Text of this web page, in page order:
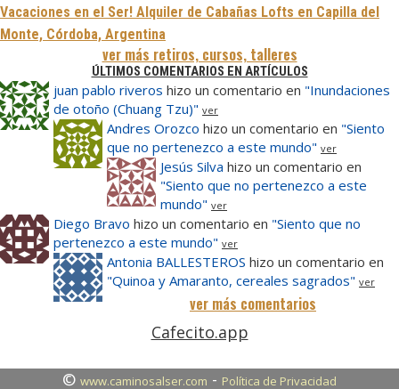
Vacaciones en el Ser! Alquiler de Cabañas Lofts en Capilla del
Monte, Córdoba, Argentina
ver más retiros, cursos, talleres
ÚLTIMOS COMENTARIOS EN ARTÍCULOS
juan pablo riveros hizo un comentario en "Inundaciones
de otoño (Chuang Tzu)" ver
Andres Orozco hizo un comentario en "Siento
que no pertenezco a este mundo" ver
Jesús Silva hizo un comentario en
"Siento que no pertenezco a este
mundo" ver
Diego Bravo hizo un comentario en "Siento que no
pertenezco a este mundo" ver
Antonia BALLESTEROS hizo un comentario en
"Quinoa y Amaranto, cereales sagrados" ver
ver más comentarios
Cafecito.app
© www.caminosalser.com - Política de Privacidad